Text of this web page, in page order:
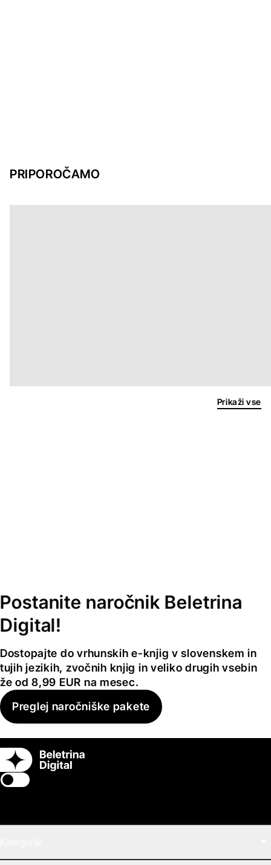
PRIPOROČAMO
Prikaži vse
Postanite naročnik Beletrina
Digital!
Dostopajte do vrhunskih e-knjig v slovenskem in
tujih jezikih, zvočnih knjig in veliko drugih vsebin
že od 8,99 EUR na mesec.
Preglej naročniške pakete
Switch theme